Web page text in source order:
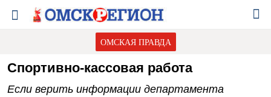
ОМСКАЯ ПРАВДА
Спортивно-кассовая работа
Если верить информации департамента